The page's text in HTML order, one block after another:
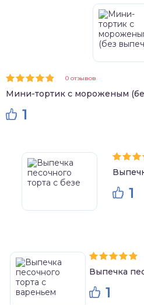
0 отзывов
Мини-тортик с мороженым
1
1
Выпечка
1